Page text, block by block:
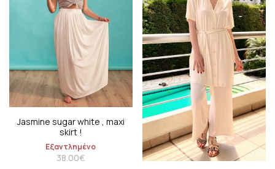
Jasmine sugar white , maxi
skirt !
Εξαντλημένο
38.00€